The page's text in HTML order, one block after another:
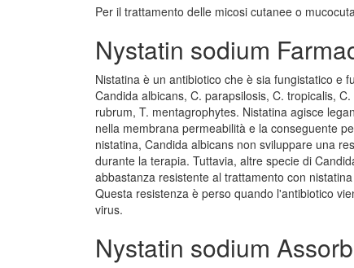
Per il trattamento delle micosi cutanee o
Nystatin sodium
Nistatina è un antibiotico che è sia fungistatico e
Candida albicans, C. parapsilosis, C. tropicalis,
rubrum, T. mentagrophytes. Nistatina agisce
nella membrana permeabilità e la conseguente
nistatina, Candida albicans non sviluppare una
durante la terapia. Tuttavia, altre specie di
abbastanza resistente al trattamento con
Questa resistenza è perso quando l'antibiotico
virus.
Nystatin sodium